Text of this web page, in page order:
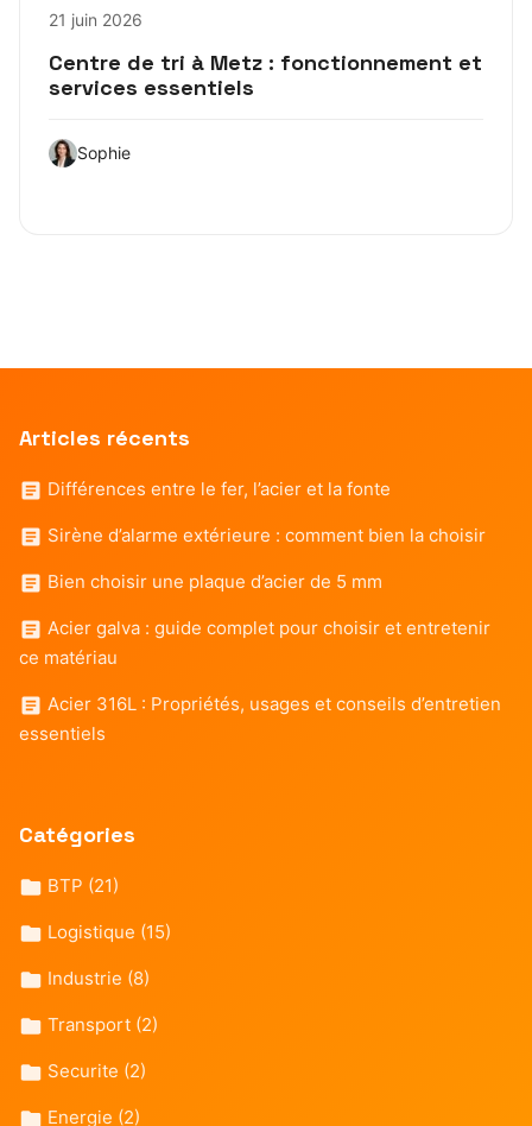
21 juin 2026
Centre de tri à Metz : fonctionnement et
services essentiels
Sophie
Articles récents
Différences entre le fer, l’acier et la fonte
Sirène d’alarme extérieure : comment bien la choisir
Bien choisir une plaque d’acier de 5 mm
Acier galva : guide complet pour choisir et entretenir
ce matériau
Acier 316L : Propriétés, usages et conseils d’entretien
essentiels
Catégories
BTP (21)
Logistique (15)
Industrie (8)
Transport (2)
Securite (2)
Energie (2)